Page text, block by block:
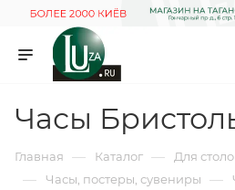
Часы
Главная — Каталог — Для
— Часы, постеры, сувениры —